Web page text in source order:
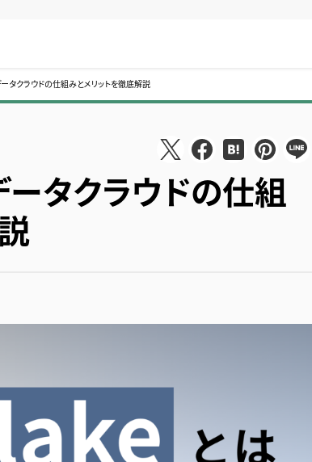
タクラウドの仕組みとメリットを徹底解説
タクラウドの仕組